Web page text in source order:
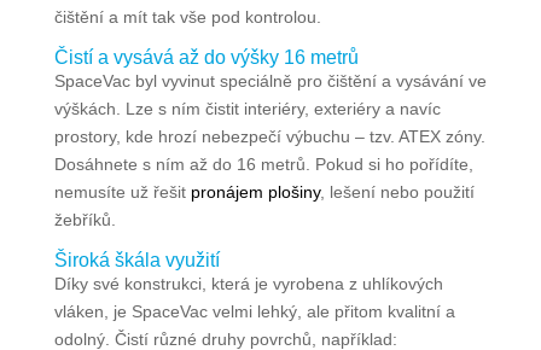
čištění a mít tak vše pod kontrolou.
Čistí a vysává až do výšky 16 metrů
SpaceVac byl vyvinut speciálně pro čištění a vysávání ve
výškách. Lze s ním čistit interiéry, exteriéry a navíc
prostory, kde hrozí nebezpečí výbuchu – tzv. ATEX zóny.
Dosáhnete s ním až do 16 metrů. Pokud si ho pořídíte,
nemusíte už řešit pronájem plošiny, lešení nebo použití
žebříků.
Široká škála využití
Díky své konstrukci, která je vyrobena z uhlíkových
vláken, je SpaceVac velmi lehký, ale přitom kvalitní a
odolný. Čistí různé druhy povrchů, například: